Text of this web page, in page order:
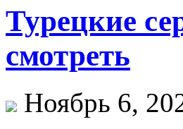
Турецкие
смотреть
Ноябрь 6,